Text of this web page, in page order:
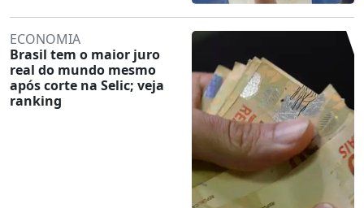
ECONOMIA
Brasil tem o maior juro
real do mundo mesmo
após corte na Selic; veja
ranking